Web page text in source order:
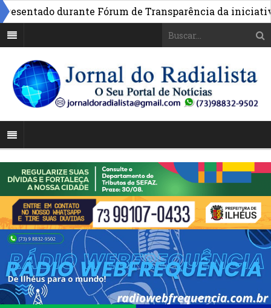
durante Fórum de Transparência da iniciativa